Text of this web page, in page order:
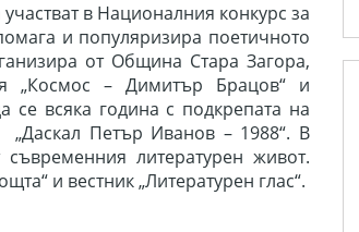
в Националния конкурс за
и популяризира поетичното
от Община Стара Загора,
„Космос – Димитър Брацов“ и
се всяка година с подкрепата на
„Даскал Петър Иванов – 1988“. В
литературен живот.
и вестник „Литературен глас“.